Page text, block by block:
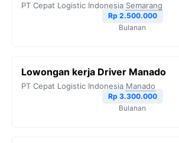
PT Cepat Logistic Indonesia Semarang
Rp 2.500.000
Bulanan
Lowongan kerja Driver Manado
PT Cepat Logistic Indonesia Manado
Rp 3.300.000
Bulanan